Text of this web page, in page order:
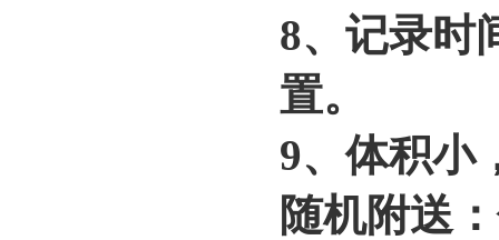
8、记录时
置。
9、体积小
随机附送